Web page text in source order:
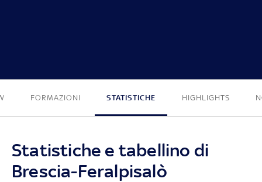
FORMAZIONI STATISTICHE HIGHLIGHTS
Statistiche e tabellino di
Brescia-Feralpisalò